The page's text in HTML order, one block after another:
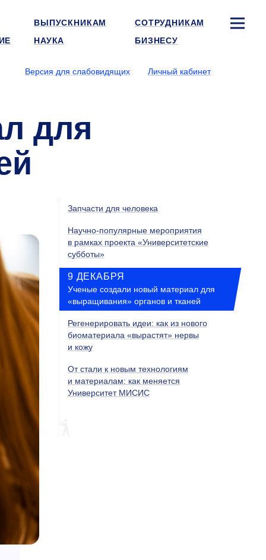
ВЫПУСКНИКАМ
СОТРУДНИКАМ
НАУКА БИЗНЕСУ
Версия для слабовидящих
Личный кабинет
для
Запчасти для человека
Научно-популярные мероприятия
в рамках проекта «Университетские
субботы»
9 ДЕКАБРЯ
Ученые создали новый материал для
«выращивания» органов и тканей
Регенерировать идеи: как из нового
биоматериала «вырастят» нервы
и кожу
От стали к новым технологиям
и материалам: как меняется
Университет МИСИС